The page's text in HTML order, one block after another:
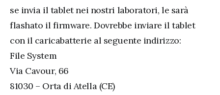
se invia il tablet nei nostri laboratori, le sarà
flashato il firmware. Dovrebbe inviare il tablet
con il caricabatterie al seguente indirizzo:
File System
Via Cavour, 66
81030 – Orta di Atella (CE)